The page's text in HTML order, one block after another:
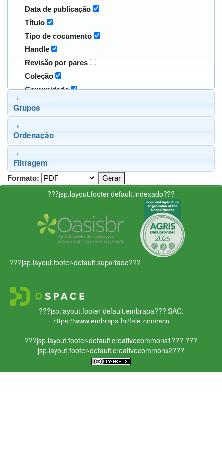
Data de publicação
Título
Tipo de documento
Handle
Revisão por pares
Coleção
Comunidade
Grupos
Ordenação
Filtragem
Formato:
???jsp.layout.footer-default.indexado???
???jsp.layout.footer-default.suportado???
???jsp.layout.footer-default.embrapa??? SAC:
https://www.embrapa.br/fale-conosco
???jsp.layout.footer-default.creativecommons1??? ???
jsp.layout.footer-default.creativecommons2???